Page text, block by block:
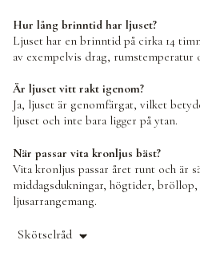
Hur lång brinntid har ljuset?
Ljuset har en brinntid på cirka 14
av exempelvis drag, rumstemperatur
Är ljuset vitt rakt igenom?
Ja, ljuset är genomfärgat, vilket
ljuset och inte bara ligger på ytan.
När passar vita kronljus bäst?
Vita kronljus passar året runt och är
middagsdukningar, högtider, bröllop,
ljusarrangemang.
Skötselråd